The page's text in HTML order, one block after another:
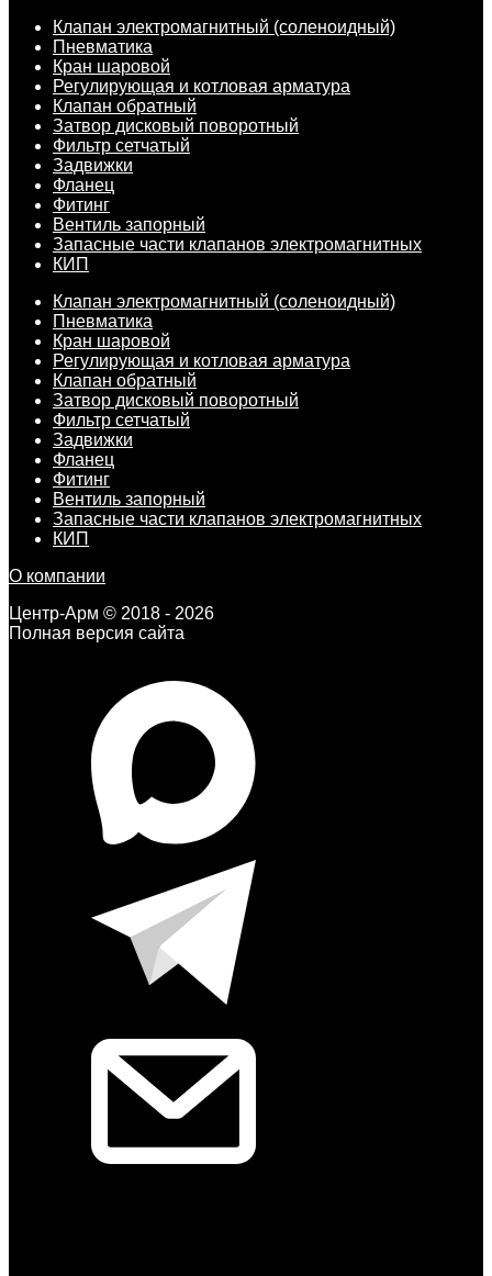
Клапан электромагнитный (соленоидный)
Пневматика
Кран шаровой
Регулирующая и котловая арматура
Клапан обратный
Затвор дисковый поворотный
Фильтр сетчатый
Задвижки
Фланец
Фитинг
Вентиль запорный
Запасные части клапанов электромагнитных
КИП
Клапан электромагнитный (соленоидный)
Пневматика
Кран шаровой
Регулирующая и котловая арматура
Клапан обратный
Затвор дисковый поворотный
Фильтр сетчатый
Задвижки
Фланец
Фитинг
Вентиль запорный
Запасные части клапанов электромагнитных
КИП
О компании
Центр-Арм © 2018 - 2026
Полная версия сайта